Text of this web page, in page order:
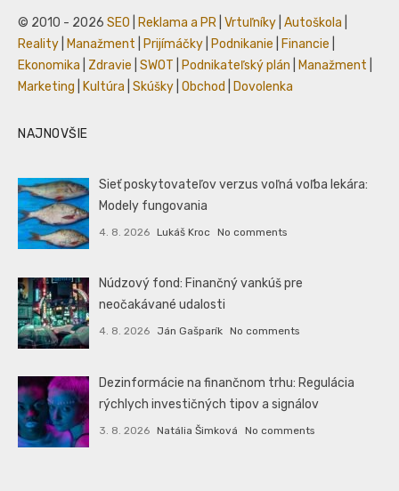
© 2010 - 2026 SEO Reklama a PR Vrtuľníky Autoškola
Reality
Manažment Prijímáčky Podnikanie Financie
Ekonomika
Zdravie SWOT Podnikateľský plán Manažment
Marketing
Kultúra Skúšky Obchod Dovolenka
NAJNOVŠIE
Sieť poskytovateľov verzus voľná voľba lekára:
Modely fungovania
4. 8. 2026 Lukáš Kroc No comments
Núdzový fond: Finančný vankúš pre
neočakávané udalosti
4. 8. 2026 Ján Gašparík No comments
Dezinformácie na finančnom trhu: Regulácia
rýchlych investičných tipov a signálov
3. 8. 2026 Natália Šimková No comments